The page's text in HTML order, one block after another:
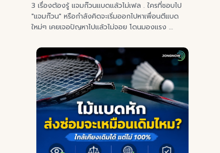
3 เรื่องต้องรู้ แจมก๊วนแบดแล้วไม่เฟล . ใครที่ชอบไป
"แจมก๊วน" หรือกำลังคิดจะเริ่มออกไปหาเพื่อนตีแบด
ใหม่ๆ เคยเจอปัญหาไปแล้วไม่จอย โดนมองแรง …